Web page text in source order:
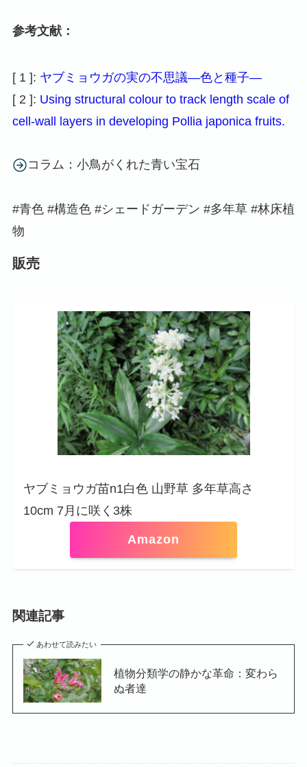
参考文献：
[ 1 ]: ヤブミョウガの実の不思議―色と種子―
[ 2 ]: Using structural colour to track length scale of
cell-wall layers in developing Pollia japonica fruits.
コラム：小鳥がくれた青い宝石
#青色 #構造色 #シェードガーデン #多年草 #林床植
物
販売
ヤブミョウガ苗n1白色 山野草 多年草高さ
10cm 7月に咲く3株
Amazon
関連記事
あわせて読みたい
植物分類学の静かな革命：変わら
ぬ者達